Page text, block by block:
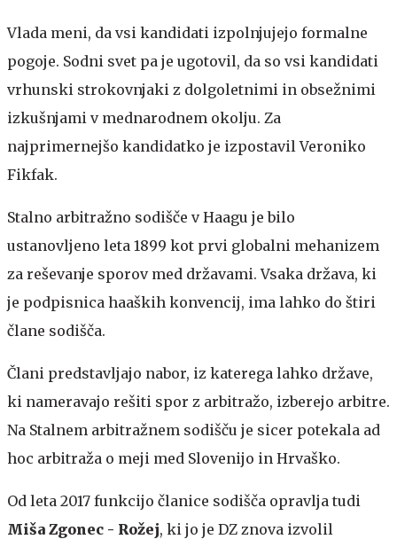
Vlada meni, da vsi kandidati izpolnjujejo formalne
pogoje. Sodni svet pa je ugotovil, da so vsi kandidati
vrhunski strokovnjaki z dolgoletnimi in obsežnimi
izkušnjami v mednarodnem okolju. Za
najprimernejšo kandidatko je izpostavil Veroniko
Fikfak.
Stalno arbitražno sodišče v Haagu je bilo
ustanovljeno leta 1899 kot prvi globalni mehanizem
za reševanje sporov med državami. Vsaka država, ki
je podpisnica haaških konvencij, ima lahko do štiri
člane sodišča.
Člani predstavljajo nabor, iz katerega lahko države,
ki nameravajo rešiti spor z arbitražo, izberejo arbitre.
Na Stalnem arbitražnem sodišču je sicer potekala ad
hoc arbitraža o meji med Slovenijo in Hrvaško.
Od leta 2017 funkcijo članice sodišča opravlja tudi
Miša Zgonec - Rožej, ki jo je DZ znova izvolil